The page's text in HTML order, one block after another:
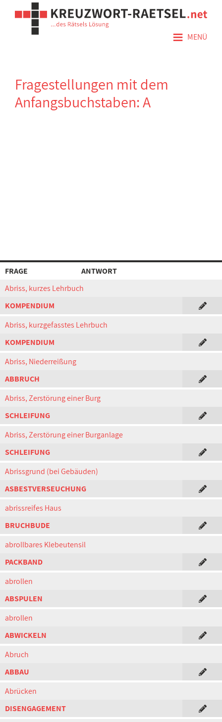
≡ MENÜ
Fragestellungen mit dem
Anfangsbuchstaben: A
FRAGE
ANTWORT
Abriss, kurzes Lehrbuch
KOMPENDIUM
Abriss, kurzgefasstes Lehrbuch
KOMPENDIUM
Abriss, Niederreißung
ABBRUCH
Abriss, Zerstörung einer Burg
SCHLEIFUNG
Abriss, Zerstörung einer Burganlage
SCHLEIFUNG
Abrissgrund (bei Gebäuden)
ASBESTVERSEUCHUNG
abrissreifes Haus
BRUCHBUDE
abrollbares Klebeutensil
PACKBAND
abrollen
ABSPULEN
abrollen
ABWICKELN
Abruch
ABBAU
Abrücken
DISENGAGEMENT